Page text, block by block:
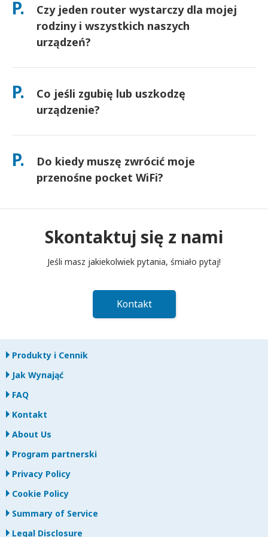
docierają następnego dnia. Jeśli nie jesteś pewien, skontaktuj
się z nami, a my potwierdzimy najszybszą opcję dla Twojego
obszaru.
P.
Czy jeden router wystarczy dla mojej
rodziny i wszystkich naszych
urządzeń?
Tak — podłącz do 10 urządzeń jednocześnie (telefony,
dołączamy darmowy power bank do użytku przez cały dzień.
P.
Co jeśli zgubię lub uszkodzę
urządzenie?
Możesz dodać Ubezpieczenie przy kasie, aby pokryć koszty
wymianę. Jeśli coś się stanie, skontaktuj się z nami
natychmiast — pomożemy Ci pozostać w kontakcie.
P.
Do kiedy muszę zwrócić moje
przenośne pocket WiFi?
okresu wynajmu. Jeśli spóźnisz się ze zwrotem, zostaniesz
obciążony opłatą.
Skontaktuj się z nami
Jeśli masz jakiekolwiek pytania, śmiało pytaj!
Kontakt
Produkty i Cennik
Jak Wynająć
FAQ
Kontakt
About Us
Program partnerski
Privacy Policy
Cookie Policy
Summary of Service
Legal Disclosure